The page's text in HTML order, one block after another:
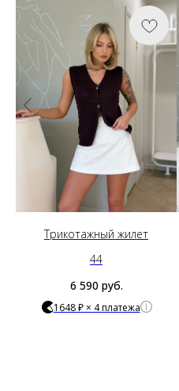
Трикотажный жилет
44
6 590 руб.
1648 ₽ × 4 платежа